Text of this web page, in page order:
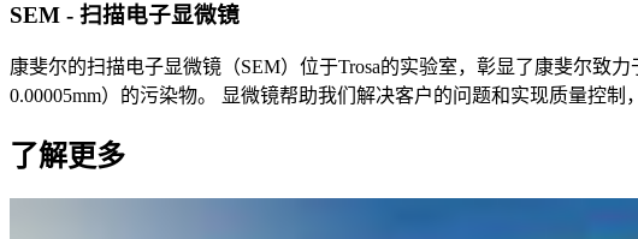
SEM - 扫描电子显微镜
康斐尔的扫描电子显微镜（SEM）位于Trosa的实验室，彰显了康斐尔致
0.00005mm）的污染物。 显微镜帮助我们解决客户的问题和实现质量控制
了解更多